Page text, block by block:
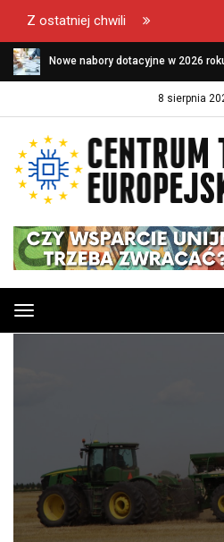
Z ostatniej chwili
Nowe nabory dotacyjne w 2026
8 sierpnia
Przełącz
menu